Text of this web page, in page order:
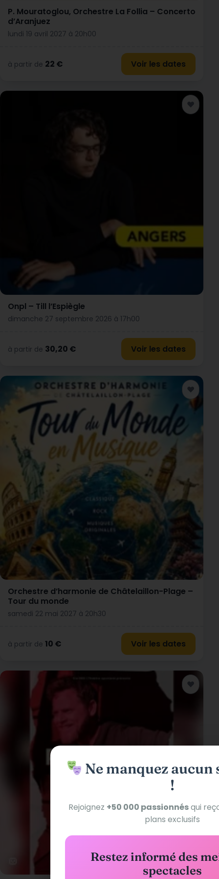
P. Mouratoglou, Orchestre La Follia – Concerto
d’Aranjuez
lundi 19 avril 2027 à 20h00
à partir de 22 € Voir les dates
Onpl – Till l’Espiègle
dimanche 27 septembre 2026 à 17h00
à partir de 30,20 € Voir les dates
♥
Ajouter
Orchestre d’harmonie de Châtelaillon-Plage –
Tour du monde
samedi 22 mai 2027 à 20h30
à partir de 10 € Voir les dates
♥
Ajouter
♥
Ajouter
Ne manquez aucun
!
Rejoignez +50 000 passionnésqui
plans exclusifs
Restez informé des
spectacles